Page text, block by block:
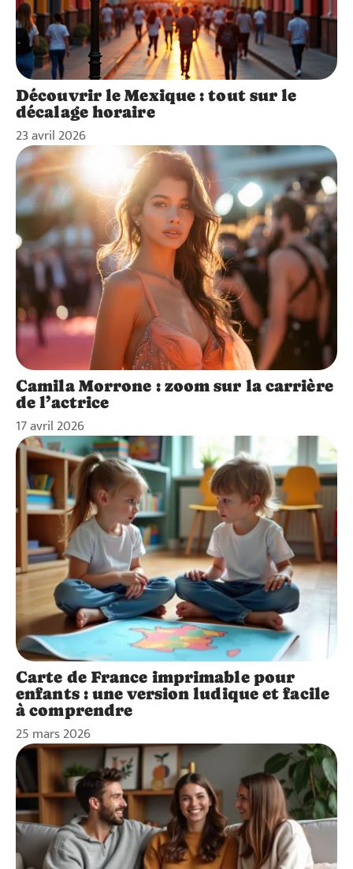
Découvrir le Mexique : tout sur le
décalage horaire
23 avril 2026
Camila Morrone : zoom sur la carrière
de l’actrice
17 avril 2026
Carte de France imprimable pour
enfants : une version ludique et facile
à comprendre
25 mars 2026